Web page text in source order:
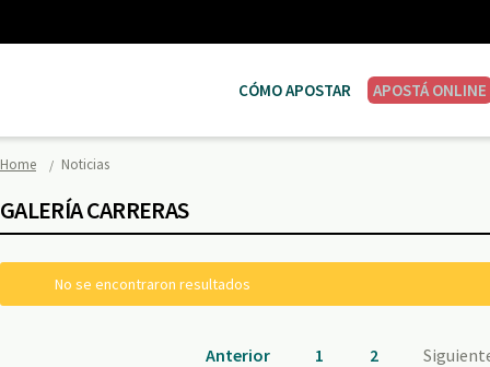
CÓMO APOSTAR APOSTÁ ONLINE
Home Noticias
GALERÍA CARRERAS
No se encontraron resultados
Anterior 1 2